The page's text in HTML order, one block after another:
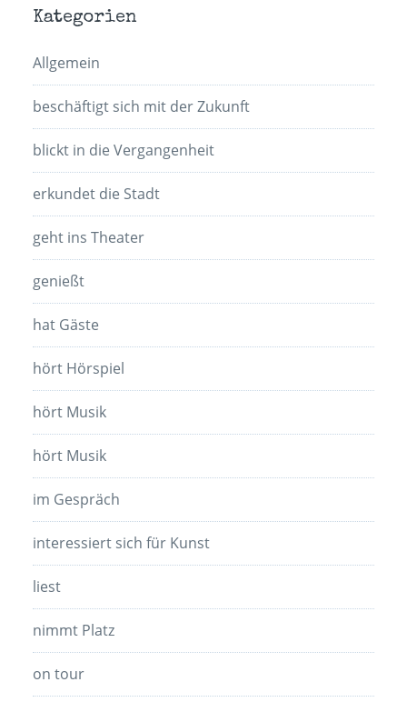
Kategorien
Allgemein
beschäftigt sich mit der Zukunft
blickt in die Vergangenheit
erkundet die Stadt
geht ins Theater
genießt
hat Gäste
hört Hörspiel
hört Musik
hört Musik
im Gespräch
interessiert sich für Kunst
liest
nimmt Platz
on tour